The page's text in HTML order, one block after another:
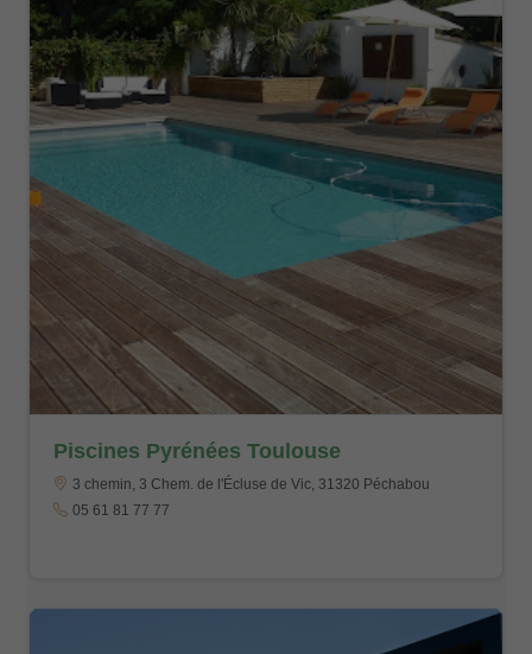
Piscines Pyrénées Toulouse
3 chemin, 3 Chem. de l'Écluse de Vic, 31320 Péchabou
05 61 81 77 77